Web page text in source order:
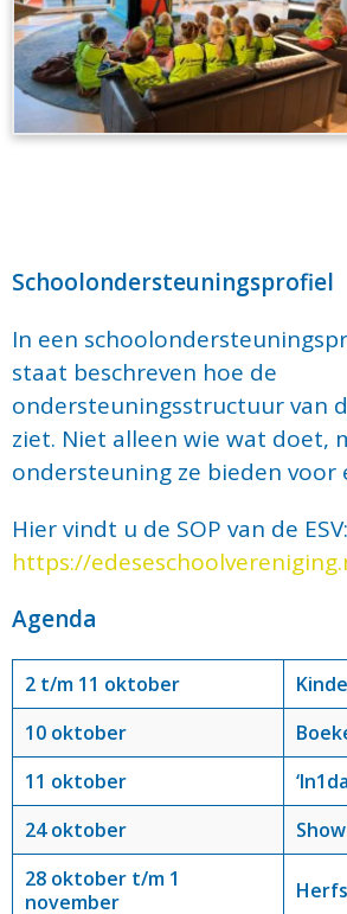
Schoolondersteuningsprofiel
In een
staat beschreven hoe de
ondersteuningsstructuur van
ziet. Niet alleen wie wat doet,
ondersteuning ze bieden voor
Hier vindt u de SOP van de ESV:
https://
Agenda
2 t/m 11 oktober
10 oktober
11 oktober
24 oktober
28 oktober t/m 1
november